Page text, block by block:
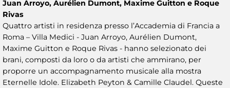
Juan Arroyo, Aurélien Dumont, Maxime Guitton e Roque
Rivas
Quattro artisti in residenza presso l’Accademia di Francia a
Roma – Villa Medici - Juan Arroyo, Aurélien Dumont,
Maxime Guitton e Roque Rivas - hanno selezionato dei
brani, composti da loro o da artisti che ammirano, per
proporre un accompagnamento musicale alla mostra
Eternelle Idole. Elizabeth Peyton & Camille Claudel. Queste